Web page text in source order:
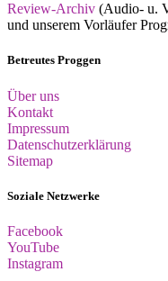
Review-Archiv (Audio- u.
und unserem Vorläufer
Betreutes Proggen
Über uns
Kontakt
Impressum
Datenschutzerklärung
Sitemap
Soziale Netzwerke
Facebook
YouTube
Instagram